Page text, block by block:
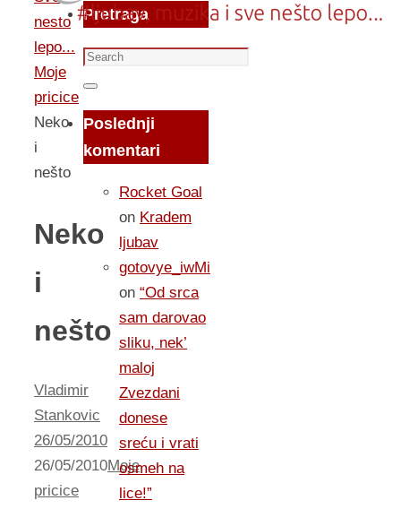
nesto
lepo...
Moje
pricice
Neko
i
nešto
Neko
i
nešto
Vladimir
Stankovic
26/05/2010
26/05/2010Moje
pricice
Pretraga
Search
for:
Search
Poslednji
komentari
Rocket Goal
on Kradem
ljubav
gotovye_iwMi
on “Od srca
sam darovao
sliku, nek’
maloj
Zvezdani
donese
sreću i vrati
osmeh na
lice!”